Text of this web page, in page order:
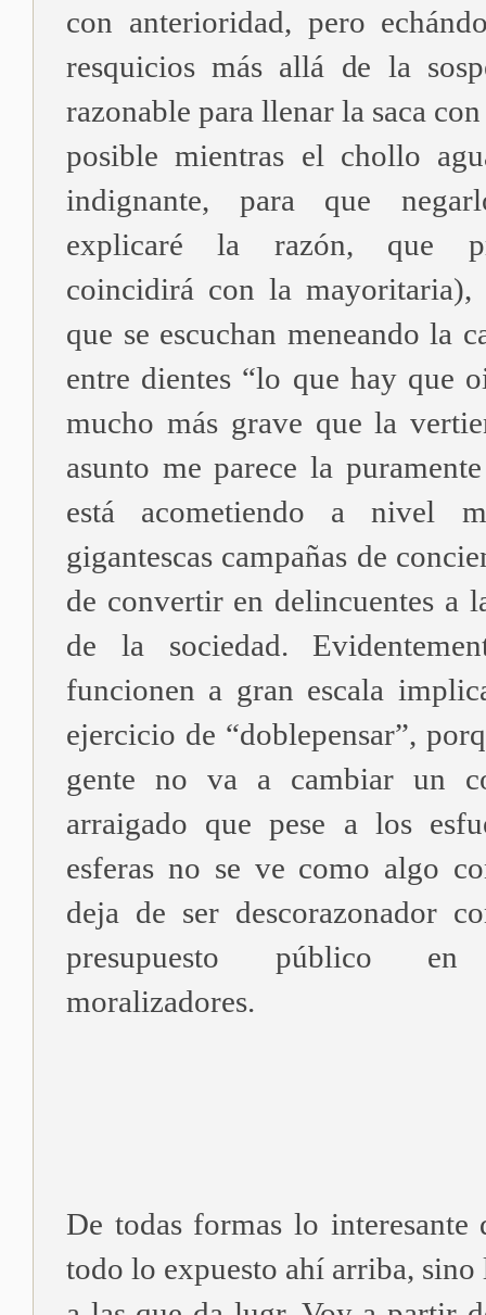
con anterioridad, pero
resquicios más allá de la
razonable para llenar la saca
posible mientras el chollo
indignante, para que
explicaré la razón, que
coincidirá con la mayoritaria),
que se escuchan meneando la
entre dientes “lo que hay que
mucho más grave que la
asunto me parece la
está acometiendo a nivel
gigantescas campañas de
de convertir en delincuentes a
de la sociedad.
funcionen a gran escala
ejercicio de “doblepensar”,
gente no va a cambiar un
arraigado que pese a los
esferas no se ve como algo
deja de ser descorazonador
presupuesto público
moralizadores.
De todas formas lo interesante
todo lo expuesto ahí arriba, sino